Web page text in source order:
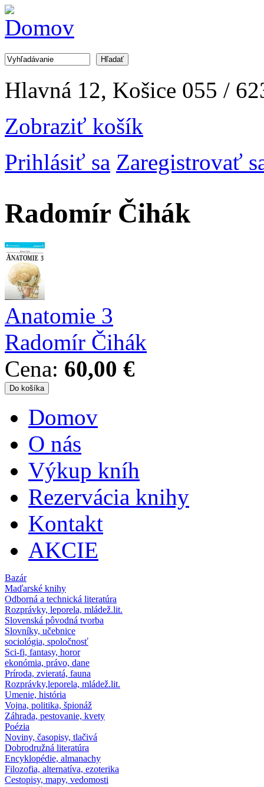
Jump to Navigation
Vyhľadávanie
Hlavná 12, Košice 055 /
Zobraziť košík
Prihlásiť sa Zaregistrovať
Radomír Čihák
Anatomie 3
Radomír Čihák
Cena: 60,00 €
Hlavné menu
Domov
O nás
Výkup kníh
Rezervácia knihy
Kontakt
AKCIE
Bazár
Maďarské knihy
Odborná a technická literatúra
Rozprávky, leporela, mládež.lit.
Slovenská pôvodná tvorba
Slovníky, učebnice
sociológia, spoločnosť
Sci-fi, fantasy, horor
ekonómia, právo, dane
Príroda, zvieratá, fauna
Rozprávky,leporela, mládež.lit.
Umenie, história
Vojna, politika, špionáž
Záhrada, pestovanie, kvety
Poézia
Noviny, časopisy, tlačivá
Dobrodružná literatúra
Encyklopédie, almanachy
Filozofia, alternatíva, ezoterika
Cestopisy, mapy, vedomosti